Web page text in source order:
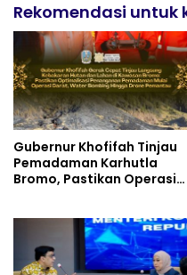
Rekomendasi untuk
Gubernur Khofifah Tinjau
Pemadaman Karhutla
Bromo, Pastikan Operasi